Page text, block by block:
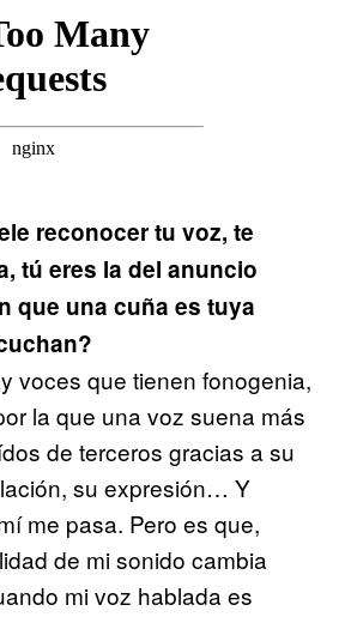
reconocer tu voz, te
tú eres la del anuncio
que una cuña es tuya
voces que tienen fonogenia,
la que una voz suena más
de terceros gracias a su
su expresión… Y
me pasa. Pero es que,
de mi sonido cambia
mi voz hablada es